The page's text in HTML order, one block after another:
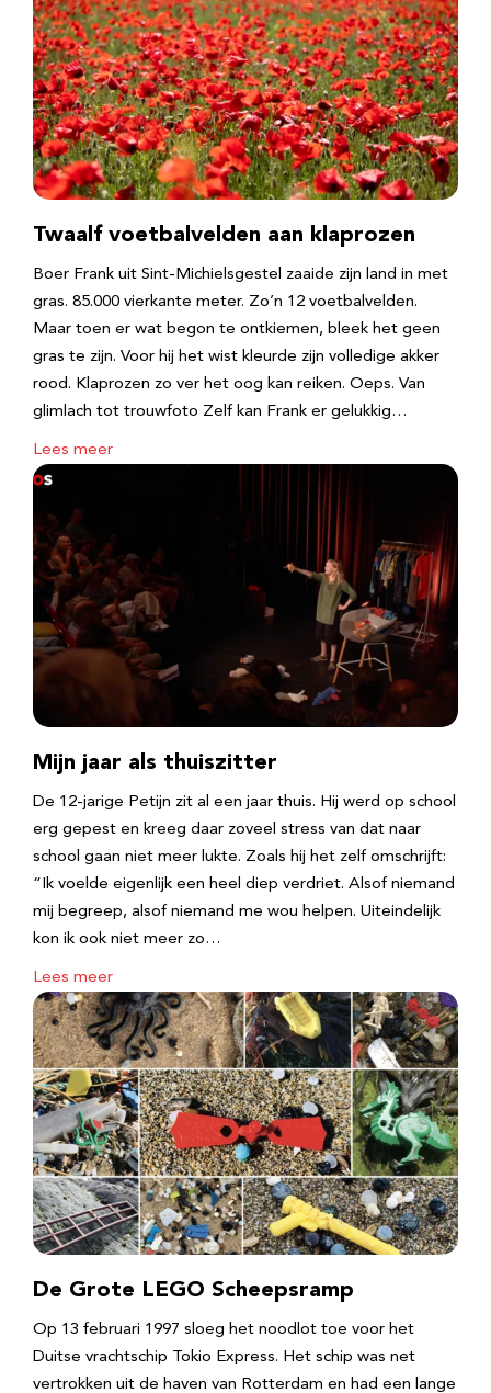
Twaalf voetbalvelden aan klaprozen
Boer Frank uit Sint-Michielsgestel zaaide zijn land in met
gras. 85.000 vierkante meter. Zo’n 12 voetbalvelden.
Maar toen er wat begon te ontkiemen, bleek het geen
gras te zijn. Voor hij het wist kleurde zijn volledige akker
rood. Klaprozen zo ver het oog kan reiken. Oeps. Van
glimlach tot trouwfoto Zelf kan Frank er gelukkig…
Lees meer
Mijn jaar als thuiszitter
De 12-jarige Petijn zit al een jaar thuis. Hij werd op school
erg gepest en kreeg daar zoveel stress van dat naar
school gaan niet meer lukte. Zoals hij het zelf omschrijft:
“Ik voelde eigenlijk een heel diep verdriet. Alsof niemand
mij begreep, alsof niemand me wou helpen. Uiteindelijk
kon ik ook niet meer zo…
Lees meer
De Grote LEGO Scheepsramp
Op 13 februari 1997 sloeg het noodlot toe voor het
Duitse vrachtschip Tokio Express. Het schip was net
vertrokken uit de haven van Rotterdam en had een lange